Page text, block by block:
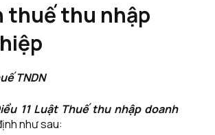
thuế thu nhập
TNDN
11 Luật Thuế thu nhập doanh
như sau: